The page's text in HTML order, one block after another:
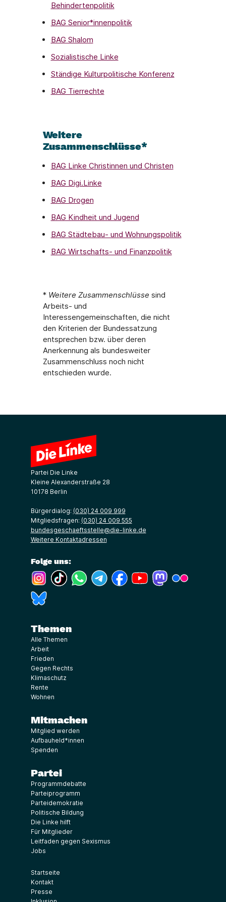
Behindertenpolitik
BAG Senior*innenpolitik
BAG Shalom
Sozialistische Linke
Ständige Kulturpolitische Konferenz
BAG Tierrechte
Weitere
Zusammenschlüsse*
BAG Linke Christinnen und Christen
BAG Digi.Linke
BAG Drogen
BAG Kindheit und Jugend
BAG Städtebau- und Wohnungspolitik
BAG Wirtschafts- und Finanzpolitik
* Weitere Zusammenschlüsse sind
Arbeits- und
Interessengemeinschaften, die nicht
den Kriterien der Bundessatzung
entsprechen bzw. über deren
Anerkennung als bundesweiter
Zusammenschluss noch nicht
entschieden wurde.
Partei Die Linke
Kleine Alexanderstraße 28
10178 Berlin
Bürgerdialog: (030) 24 009 999
Mitgliedsfragen: (030) 24 009 555
bundesgeschaeftsstelle@die-linke.de
Weitere Kontaktadressen
Folge uns:
(Link öffnet ein neues Fenster)
(Link öffnet ein neues Fenster)
(Link öffnet ein neues Fenster)
(Link öffnet ein neues Fenster)
(Link öffnet ein neues Fenster)
(Link öffnet ein neues
(Link öffnet ein
Themen
Alle Themen
Arbeit
Frieden
Gegen Rechts
Klimaschutz
Rente
Wohnen
Mitmachen
Mitglied werden
Aufbauheld*innen
Spenden
Partei
Programmdebatte
Parteiprogramm
Parteidemokratie
Politische Bildung
Die Linke hilft
Für Mitglieder
Leitfaden gegen Sexismus
Jobs
Startseite
Kontakt
Presse